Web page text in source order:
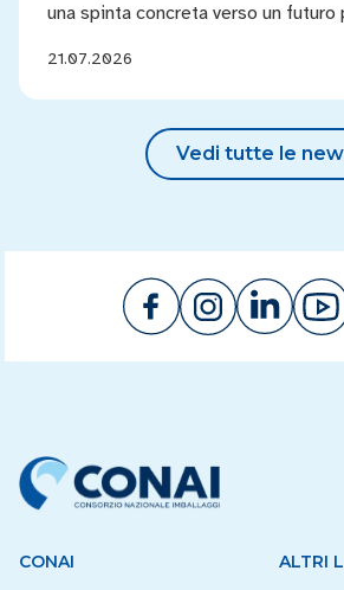
una spinta concreta verso un futuro
21.07.2026
Vedi tutte le
CONAI ALTRI